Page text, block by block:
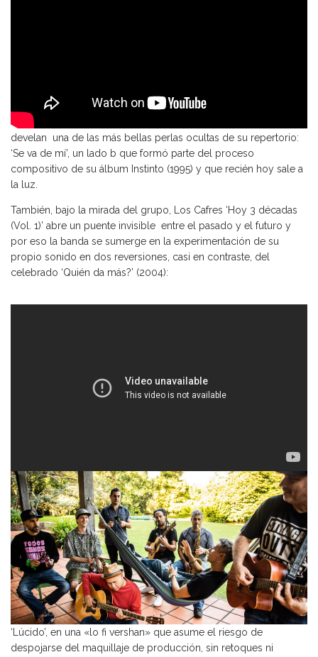
Por otro, consagrados a la seguridad de la madurez, Los Cafres
develan una de las más bellas perlas ocultas de su repertorio:
‘Se va de mí’, un lado b que formó parte del proceso
compositivo de su álbum Instinto (1995) y que recién hoy sale a
la luz.
También, bajo la mirada del grupo, Los Cafres ‘Hoy 3 décadas
(Vol. 1)’ abre un puente invisible entre el pasado y el futuro y
por eso la banda se sumerge en la experimentación de su
propio sonido en dos reversiones, casi en contraste, del
celebrado ‘Quién da más?’ (2004):
‘Lúcido’, en una «lo fi vershan» que asume el riesgo de
despojarse del maquillaje de producción, sin retoques ni